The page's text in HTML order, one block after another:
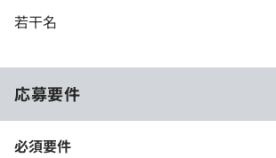
若干名
応募要件
必須要件